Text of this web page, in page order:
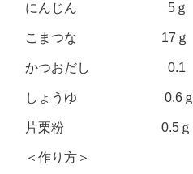
にんじん 5ｇ
こまつな 17ｇ
かつおだし 0.1
しょうゆ 0.6ｇ
片栗粉 0.5ｇ
＜作り方＞